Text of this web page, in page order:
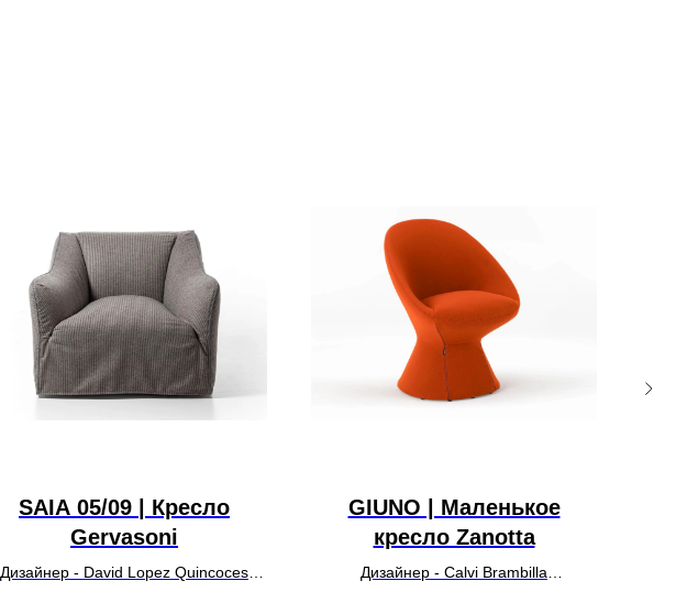
SAIA 05/09 | Кресло
Gervasoni
Дизайнер - David Lopez Quincoces
GIUNO | Маленькое
кресло Zanotta
Дизайнер - Calvi Brambilla